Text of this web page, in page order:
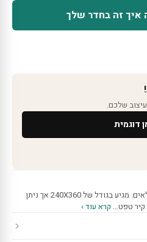
איך זה בחדר שלך
שלכם.
דוגמית
מדבקת טפט עם עיצוב של שמיכת טלאים. מגיע בגודל של 240X360 אך ניתן
קיר טפט… קרא עוד ›